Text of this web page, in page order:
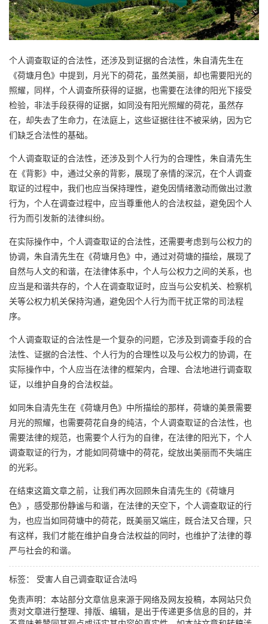
个人调查取证的合法性，还涉及到证据的合法性，朱自清先生在
《荷塘月色》中提到，月光下的荷花，虽然美丽，却也需要阳光的
照耀，同样，个人调查所获得的证据，也需要在法律的阳光下接受
检验，非法手段获得的证据，如同没有阳光照耀的荷花，虽然存
在，却失去了生命力，在法庭上，这些证据往往不被采纳，因为它
们缺乏合法性的基础。
个人调查取证的合法性，还涉及到个人行为的合理性，朱自清先生
在《背影》中，通过父亲的背影，展现了亲情的深沉，在个人调查
取证的过程中，我们也应当保持理性，避免因情绪激动而做出过激
行为，个人在调查过程中，应当尊重他人的合法权益，避免因个人
行为而引发新的法律纠纷。
在实际操作中，个人调查取证的合法性，还需要考虑到与公权力的
协调，朱自清先生在《荷塘月色》中，通过对荷塘的描绘，展现了
自然与人文的和谐，在法律体系中，个人与公权力之间的关系，也
应当是和谐共存的，个人在调查取证时，应当与公安机关、检察机
关等公权力机关保持沟通，避免因个人行为而干扰正常的司法程
序。
个人调查取证的合法性是一个复杂的问题，它涉及到调查手段的合
法性、证据的合法性、个人行为的合理性以及与公权力的协调，在
实际操作中，个人应当在法律的框架内，合理、合法地进行调查取
证，以维护自身的合法权益。
如同朱自清先生在《荷塘月色》中所描绘的那样，荷塘的美景需要
月光的照耀，也需要荷花自身的纯洁，个人调查取证的合法性，也
需要法律的规范，也需要个人行为的自律，在法律的阳光下，个人
调查取证的行为，才能如同荷塘中的荷花，绽放出美丽而不失端庄
的光彩。
在结束这篇文章之前，让我们再次回顾朱自清先生的《荷塘月
色》，感受那份静谧与和谐，在法律的天空下，个人调查取证的行
为，也应当如同荷塘中的荷花，既美丽又端庄，既合法又合理，只
有这样，我们才能在维护自身合法权益的同时，也维护了法律的尊
严与社会的和谐。
标签： 受害人自己调查取证合法吗
免责声明：本站部分文章信息来源于网络及网友投稿，本网站只负
责对文章进行整理、排版、编辑，是出于传递更多信息的目的，并